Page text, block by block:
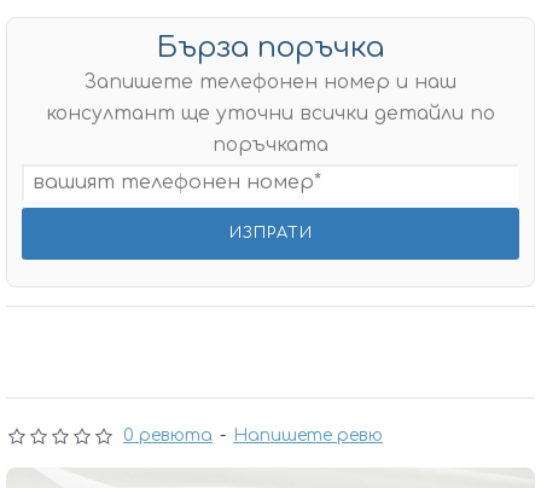
0 ревюта - Напишете ревю
Бърза поръчка
Запишете телефонен номер и наш
консултант ще уточни всички детайли по
поръчката